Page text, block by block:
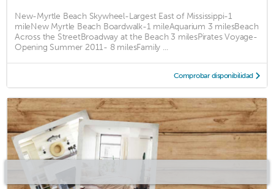
New-Myrtle Beach Skywheel-Largest East of Mississippi-1
mileNew Myrtle Beach Boardwalk-1 mileAquarium 3 milesBeach
Across the StreetBroadway at the Beach 3 milesPirates Voyage-
Opening Summer 2011- 8 milesFamily ...
Comprobar disponibilidad